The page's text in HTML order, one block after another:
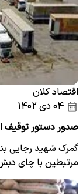
اقتصاد کلان
صدور دستور توقیف
گمرک شهید رجایی
مرتبطین با چای